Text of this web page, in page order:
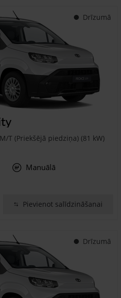
Drīzumā
T (Priekšējā piedziņa) (81 kW)
Manuālā
Pievienot salīdzināšanai
Drīzumā